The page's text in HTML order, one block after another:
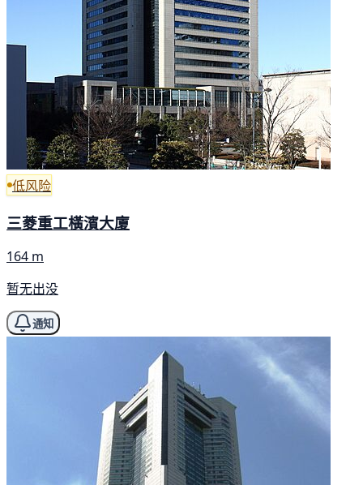
低风险
三菱重工橫濱大廈
164 m
暂无出没
通知